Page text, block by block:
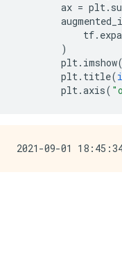
ax = plt.
tf.
)
plt. imshow(
plt. title(
plt.axis(